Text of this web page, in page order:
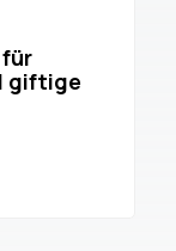
giftige